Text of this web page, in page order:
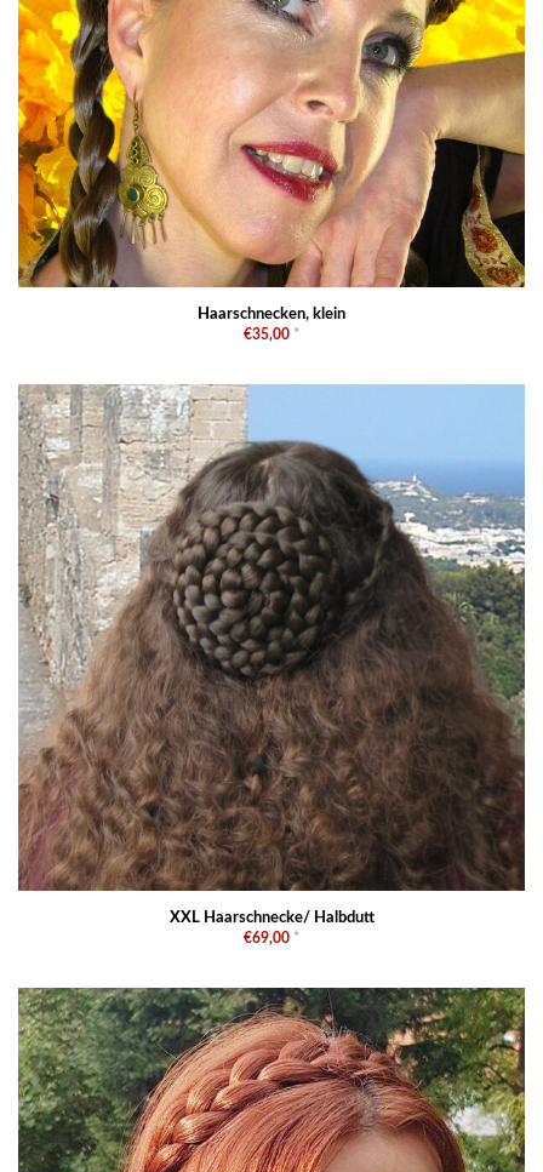
Haarschnecken, klein
€35,00 *
XXL Haarschnecke/ Halbdutt
€69,00 *